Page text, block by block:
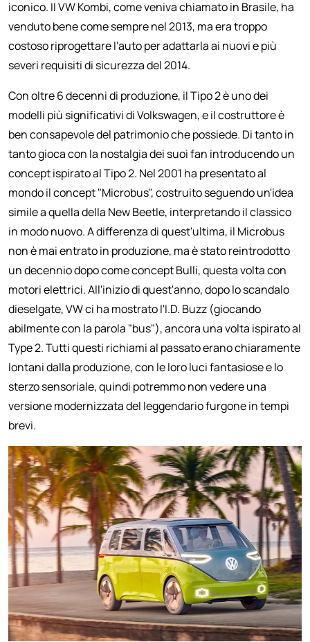
iconico. Il VW Kombi, come veniva chiamato in Brasile, ha
venduto bene come sempre nel 2013, ma era troppo
costoso riprogettare l'auto per adattarla ai nuovi e più
severi requisiti di sicurezza del 2014.
Con oltre 6 decenni di produzione, il Tipo 2 è uno dei
modelli più significativi di Volkswagen, e il costruttore è
ben consapevole del patrimonio che possiede. Di tanto in
tanto gioca con la nostalgia dei suoi fan introducendo un
concept ispirato al Tipo 2. Nel 2001 ha presentato al
mondo il concept "Microbus", costruito seguendo un'idea
simile a quella della New Beetle, interpretando il classico
in modo nuovo. A differenza di quest'ultima, il Microbus
non è mai entrato in produzione, ma è stato reintrodotto
un decennio dopo come concept Bulli, questa volta con
motori elettrici. All'inizio di quest'anno, dopo lo scandalo
dieselgate, VW ci ha mostrato l'I.D. Buzz (giocando
abilmente con la parola "bus"), ancora una volta ispirato al
Type 2. Tutti questi richiami al passato erano chiaramente
lontani dalla produzione, con le loro luci fantasiose e lo
sterzo sensoriale, quindi potremmo non vedere una
versione modernizzata del leggendario furgone in tempi
brevi.